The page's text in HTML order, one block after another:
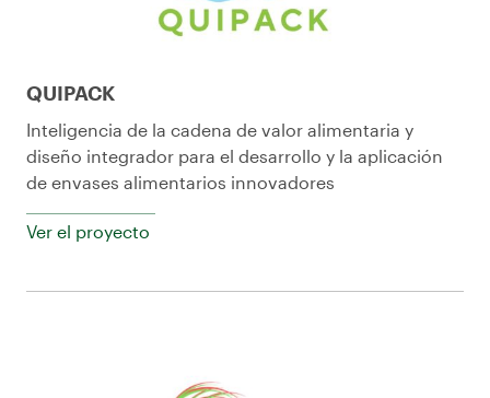
QUIPACK
Inteligencia de la cadena de valor alimentaria y
diseño integrador para el desarrollo y la aplicación
de envases alimentarios innovadores
Ver el proyecto